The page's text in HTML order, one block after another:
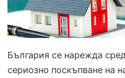
България се нарежда
сериозно поскъпване на